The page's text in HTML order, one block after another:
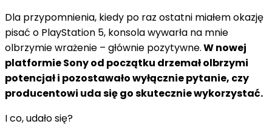
Dla przypomnienia, kiedy po raz ostatni miałem okazję
pisać o PlayStation 5, konsola wywarła na mnie
olbrzymie wrażenie – głównie pozytywne.W nowej
platformie Sony od początku drzemał olbrzymi
potencjał i pozostawało wyłącznie pytanie, czy
producentowi uda się go skutecznie wykorzystać.
I co, udało się?